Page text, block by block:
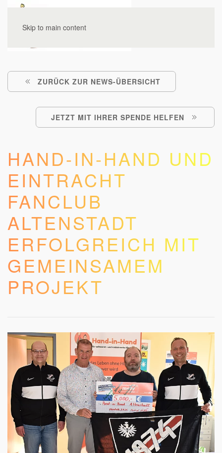
Skip to main content
ZURÜCK ZUR NEWS-ÜBERSICHT
JETZT MIT IHRER SPENDE HELFEN
HAND-IN-HAND UND
EINTRACHT
FANCLUB
ALTENSTADT
ERFOLGREICH MIT
GEMEINSAMEM
PROJEKT